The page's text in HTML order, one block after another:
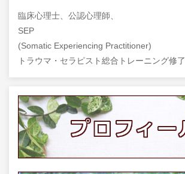
臨床心理士、公認心理師、
SEP
(Somatic Experiencing Practitioner)
トラウマ・セラピスト総合トレーニング修了